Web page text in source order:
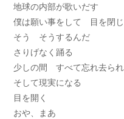
地球の内部が歌いだす
僕は願い事をして 目を閉
そう そうするんだ
さりげなく踊る
少しの間 すべて忘れ去られ
そして現実になる
目を開く
おや、まあ